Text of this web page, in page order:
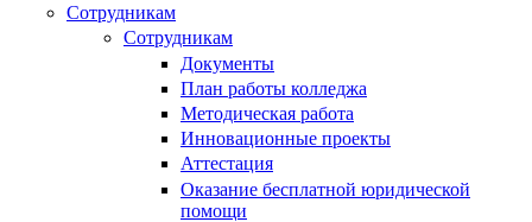
Сотрудникам
Сотрудникам
Документы
План работы колледжа
Методическая работа
Инновационные проекты
Аттестация
Оказание бесплатной юридической
помощи